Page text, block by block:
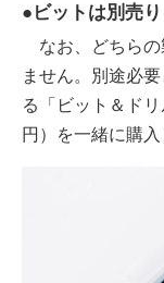
●ビットは別売
なお、どちらの
ません。別途必
る「ビット＆ド
円）を一緒に購入